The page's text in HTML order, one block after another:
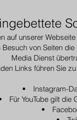
auf unserer
Besuch von Seiten
Media Dienst
Links führen Sie
Instagram-
Für YouTube gilt